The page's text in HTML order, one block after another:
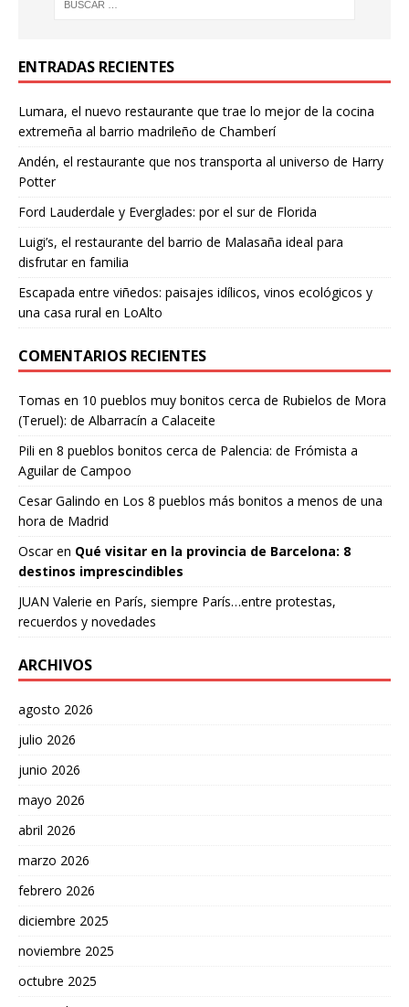
ENTRADAS RECIENTES
Lumara, el nuevo restaurante que trae lo mejor de la cocina
extremeña al barrio madrileño de Chamberí
Andén, el restaurante que nos transporta al universo de Harry
Potter
Ford Lauderdale y Everglades: por el sur de Florida
Luigi’s, el restaurante del barrio de Malasaña ideal para
disfrutar en familia
Escapada entre viñedos: paisajes idílicos, vinos ecológicos y
una casa rural en LoAlto
COMENTARIOS RECIENTES
Tomas en 10 pueblos muy bonitos cerca de Rubielos de Mora
(Teruel): de Albarracín a Calaceite
Pili en 8 pueblos bonitos cerca de Palencia: de Frómista a
Aguilar de Campoo
Cesar Galindo en Los 8 pueblos más bonitos a menos de una
hora de Madrid
Oscaren Qué visitar en la provincia de Barcelona: 8
destinos imprescindibles
JUAN Valerie en París, siempre París…entre protestas,
recuerdos y novedades
ARCHIVOS
agosto 2026
julio 2026
junio 2026
mayo 2026
abril 2026
marzo 2026
febrero 2026
diciembre 2025
noviembre 2025
octubre 2025